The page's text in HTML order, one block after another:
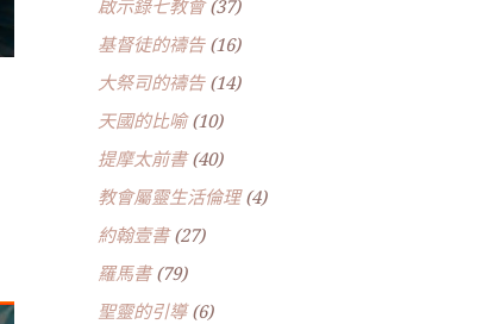
啟示錄七教會(37)
基督徒的禱告(16)
大祭司的禱告(14)
天國的比喻(10)
提摩太前書(40)
教會屬靈生活倫理(4)
約翰壹書(27)
羅馬書(79)
聖靈的引導(6)